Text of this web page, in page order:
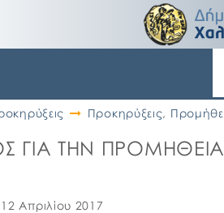
Προκηρύξεις,
ΓΙΑ ΤΗΝ ΠΡΟΜΗΘΕΙΑ
Απριλίου 2017